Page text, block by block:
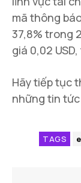
mã thông
37,8% trong
giá 0,02
Hãy tiếp tục
những tin
TAGS